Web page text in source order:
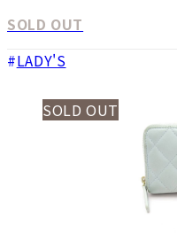
SOLD OUT
LADY'S
SOLD OUT